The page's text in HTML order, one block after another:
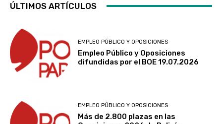
ÚLTIMOS ARTÍCULOS
EMPLEO PÚBLICO Y OPOSICIONES
Empleo Público y Oposiciones
difundidas por el BOE 19.07.2026
EMPLEO PÚBLICO Y OPOSICIONES
Más de 2.800 plazas en las